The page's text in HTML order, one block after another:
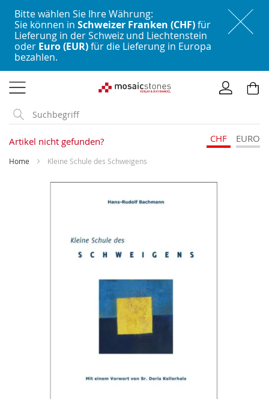
Bitte wählen Sie Ihre Währung:
Sie können in Schweizer Franken (CHF)für
Lieferung in der Schweiz und Liechtenstein
oder Euro (EUR)für die Lieferung in Europa
bezahlen.
zum
Inhalt
Artikel nicht gefunden? CHF EURO
Home Kleine Schule des Schweigens